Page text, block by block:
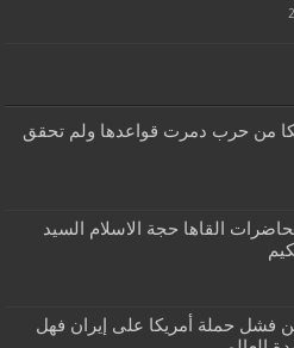
من حرب دمرت قواعدها ولم تحقق
القاها حجة الاسلام السيد
فشل حملة أمريكا على إيران فهل